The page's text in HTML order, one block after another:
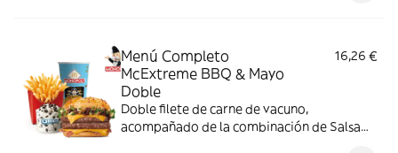
Menú Completo
McExtreme BBQ & Mayo
Doble
16,26 €
Doble filete de carne de vacuno,
acompañado de la combinación de Salsa